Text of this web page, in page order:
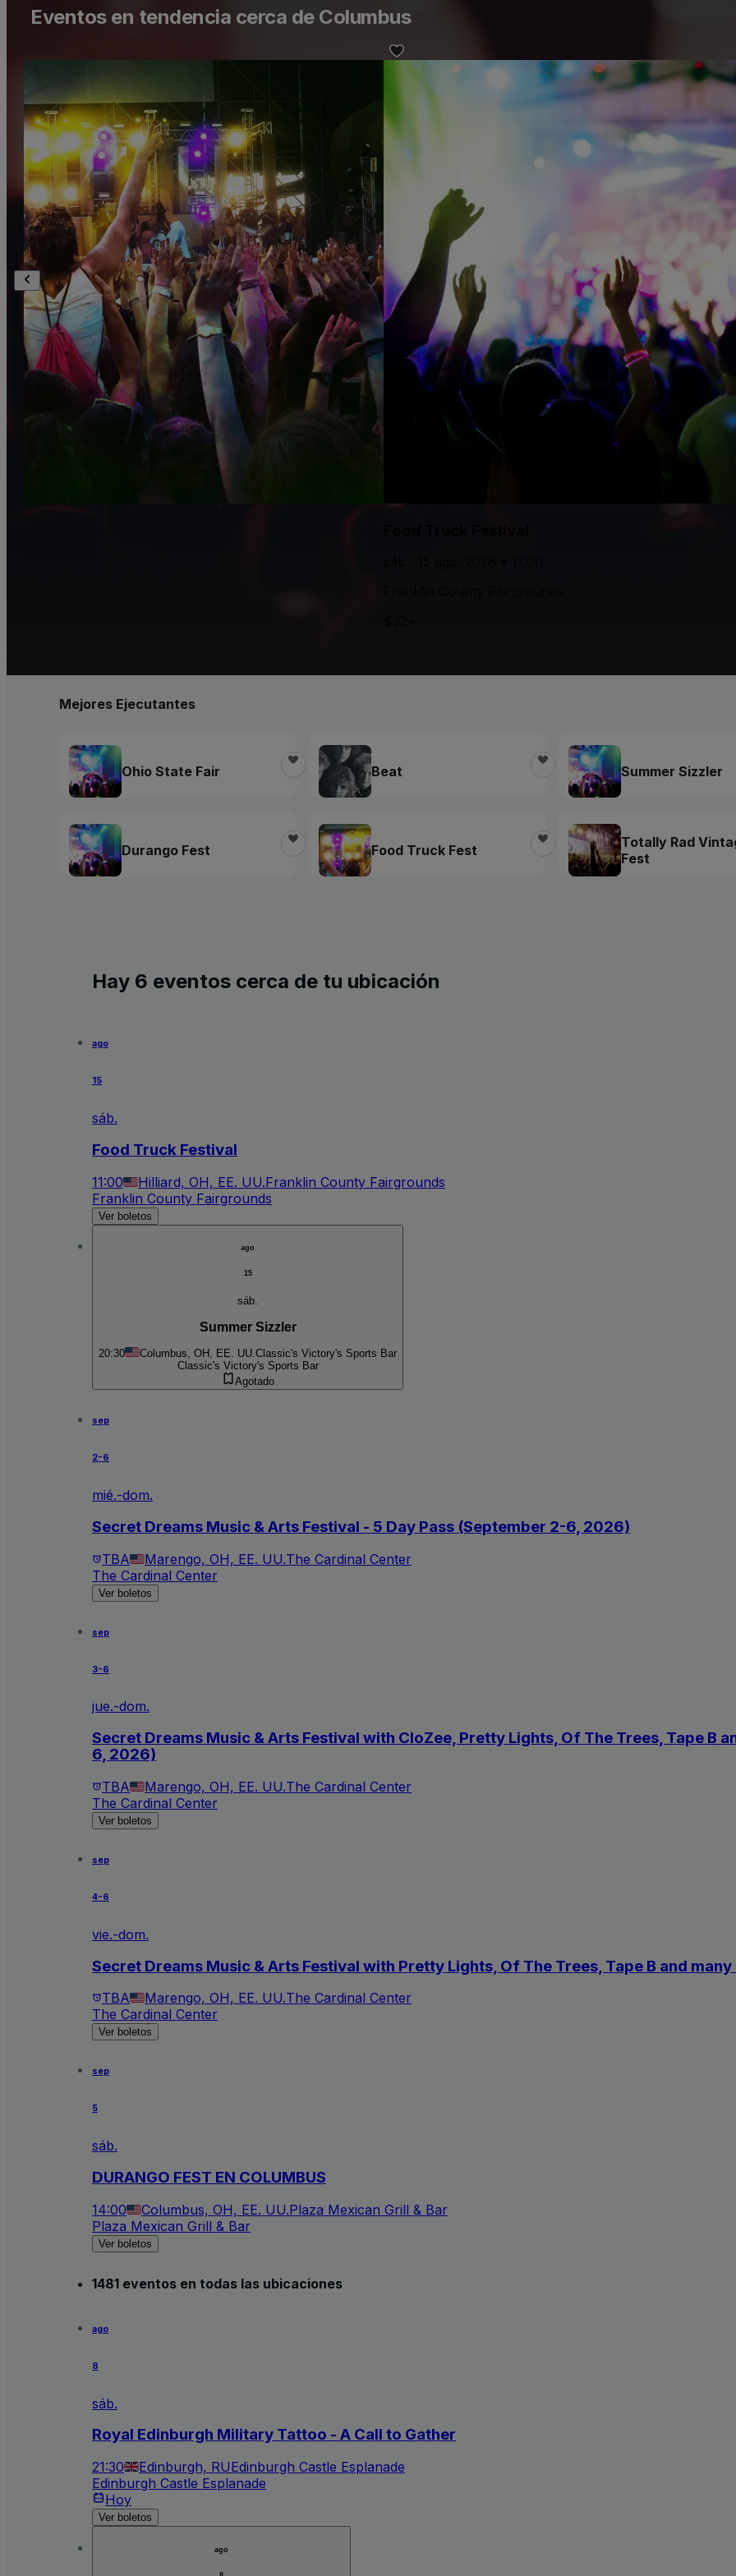
Eventos en tendencia cerca de Columbus
Mejores Ejecutantes
Ohio State Fair Beat Summer Sizzler
Durango Fest Food Truck Fest
Totally Rad
Fest
Hay 6 eventos cerca de tu ubicación
ago
15
sáb.
Food Truck Festival
11:00 Hilliard, OH, EE. UU.Franklin County Fairgrounds
Franklin County Fairgrounds
Ver boletos
ago
15
sáb.
Summer Sizzler
20:30 Columbus, OH, EE. UU.Classic's Victory's Sports Bar
Classic's Victory's Sports Bar
Agotado
sep
2-6
mié.-dom.
Secret Dreams Music & Arts Festival - 5 Day Pass (September 2-6, 2026)
TBA Marengo, OH, EE. UU.The Cardinal Center
The Cardinal Center
Ver boletos
sep
3-6
jue.-dom.
Secret Dreams Music & Arts Festival with CloZee, Pretty Lights, Of The Trees, Tape B
6, 2026)
TBA Marengo, OH, EE. UU.The Cardinal Center
The Cardinal Center
Ver boletos
sep
4-6
vie.-dom.
Secret Dreams Music & Arts Festival with Pretty Lights, Of The Trees, Tape B and
TBA Marengo, OH, EE. UU.The Cardinal Center
The Cardinal Center
Ver boletos
sep
5
sáb.
DURANGO FEST EN COLUMBUS
14:00 Columbus, OH, EE. UU.Plaza Mexican Grill & Bar
Plaza Mexican Grill & Bar
Ver boletos
1481 eventos en todas las ubicaciones
ago
8
sáb.
Royal Edinburgh Military Tattoo - A Call to Gather
21:30 Edinburgh, RUEdinburgh Castle Esplanade
Edinburgh Castle Esplanade
Hoy
Ver boletos
ago